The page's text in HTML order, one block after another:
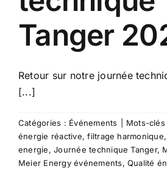
Tanger
Retour sur notre journée
[...]
Catégories : Événements Mots-clés
énergie réactive,filtrage harmonique
energie,Journée technique Tanger,
Meier Energy événements,Qualité